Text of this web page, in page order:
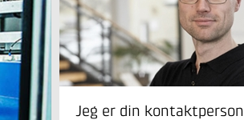
Jeg er din kontaktperson